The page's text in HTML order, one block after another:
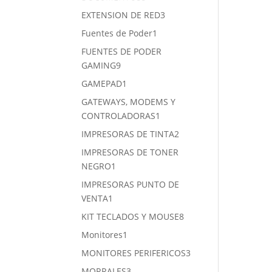
productos
EXTENSION DE RED3
Fuentes de Poder1
producto
FUENTES DE PODER
GAMING99
productos
GAMEPAD1
producto
GATEWAYS, MODEMS Y
CONTROLADORAS1
producto
IMPRESORAS DE TINTA2
IMPRESORAS DE TONER
NEGRO1
producto
IMPRESORAS PUNTO DE
VENTA1
producto
KIT TECLADOS Y MOUSE88
Monitores1
producto
MONITORES PERIFERICOS3